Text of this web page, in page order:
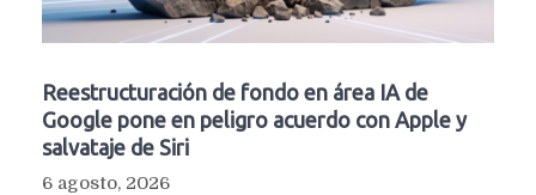
Reestructuración de fondo en área IA de
Google pone en peligro acuerdo con Apple y
salvataje de Siri
6 agosto, 2026